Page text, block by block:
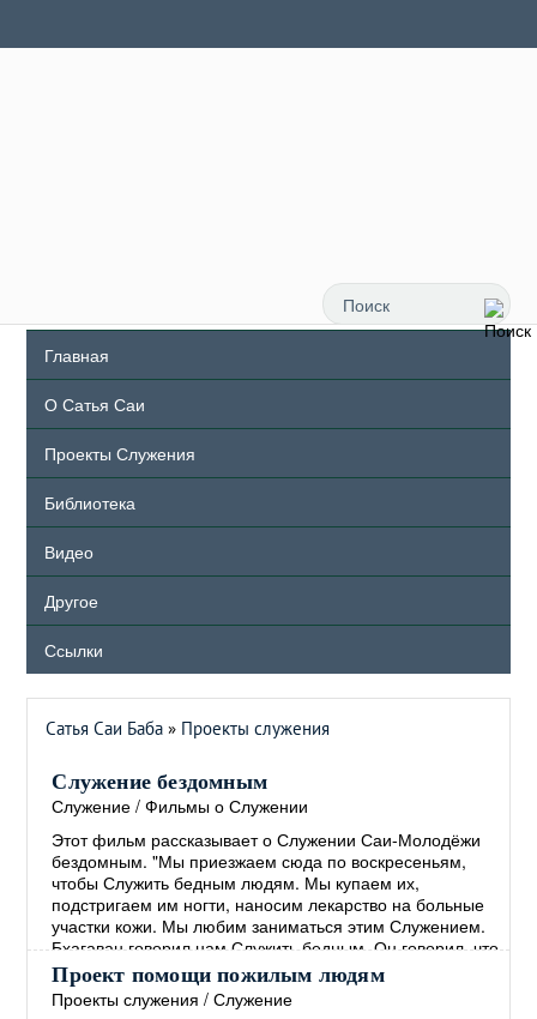
Главная
О Сатья Саи
Проекты Служения
Библиотека
Видео
Другое
Ссылки
Сатья Саи Баба » Проекты служения
Служение бездомным
Служение /Фильмы о Служении
Этот фильм рассказывает о Служении Саи-Молодёжи
бездомным. "Мы приезжаем сюда по воскресеньям,
чтобы Служить бедным людям. Мы купаем их,
подстригаем им ногти, наносим лекарство на больные
участки кожи. Мы любим заниматься этим Служением.
Бхагаван говорил нам Служить бедным. Он говорил, что
руки, занимающиеся Служением, более Святы, чем
губы, произносящие Молитвы. ..."
→
Проект помощи пожилым людям
Проекты служения /Служение